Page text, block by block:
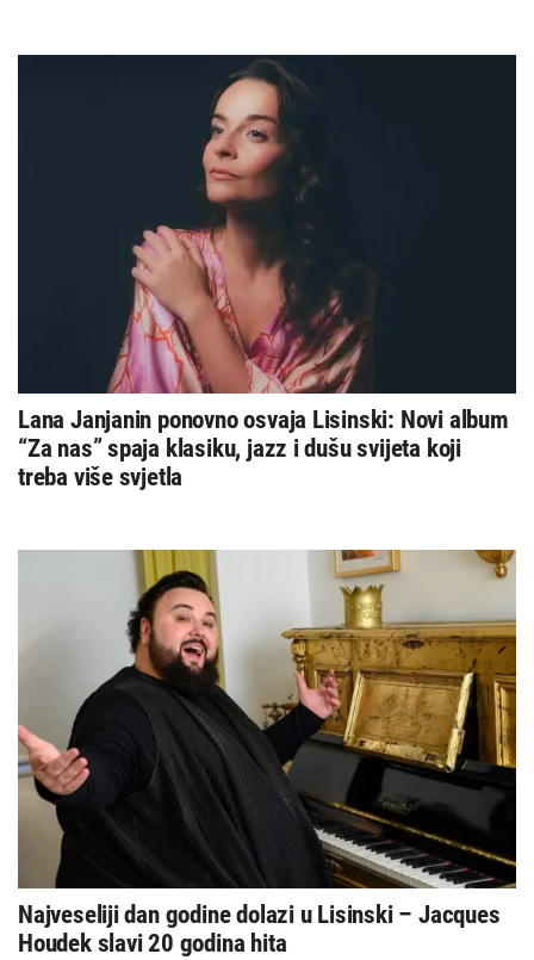
Lana Janjanin ponovno osvaja Lisinski: Novi album
“Za nas” spaja klasiku, jazz i dušu svijeta koji
treba više svjetla
Najveseliji dan godine dolazi u Lisinski – Jacques
Houdek slavi 20 godina hita